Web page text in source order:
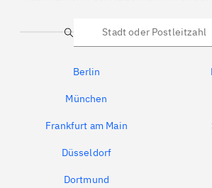
Suche
Berlin
München
Frankfurt am Main
Düsseldorf
Dortmund